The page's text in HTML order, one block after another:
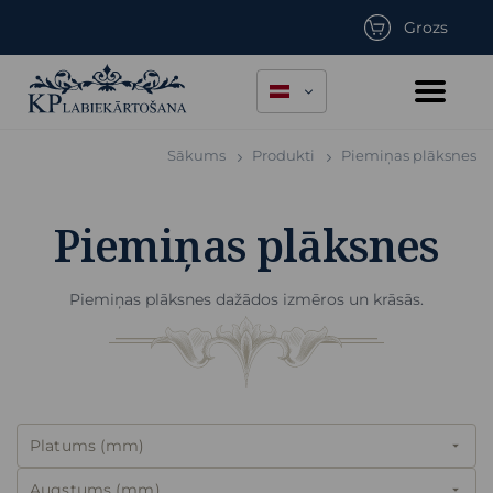
Grozs
Sākums Produkti Piemiņas plāksnes
Piemiņas plāksnes
Piemiņas plāksnes dažādos izmēros un krāsās.
Platums (mm) arrow_drop_down
arrow_drop_down